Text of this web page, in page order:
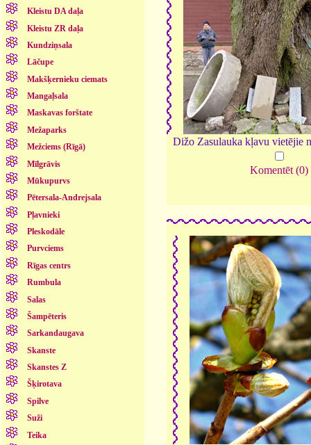
Kleistu DA daļa
Kleistu ZR daļa
Kundziņsala
Lāčupe
Makšķernieku ciemats
Mangaļsala
Maskavas forštate
Mežaparks
Mežciems (Rīgā)
Mīlgrāvis
Mūkupurvs
Pētersala-Andrejsala
Pļavnieki
Pleskodāle
Purvciems
Rīgas centrs
Rumbula
Salas
Šampēteris
Sarkandaugava
Skanste
Skanstes Z
Šķirotava
Spilve
Suži
Teika
Dižo Zasulauka kļavu vietējie
Komentēt (0)